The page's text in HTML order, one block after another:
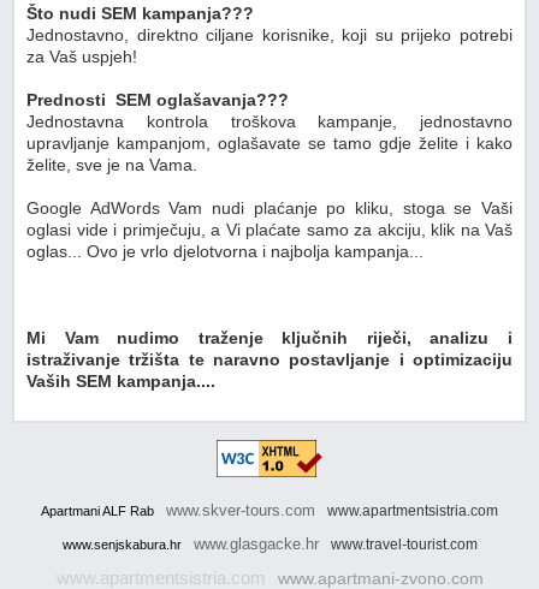
Što nudi SEM kampanja???
Jednostavno, direktno ciljane korisnike, koji su prijeko potrebi
za Vaš uspjeh!
Prednosti SEM oglašavanja???
Jednostavna kontrola troškova kampanje, jednostavno
upravljanje kampanjom, oglašavate se tamo gdje želite i kako
želite, sve je na Vama.
Google AdWords Vam nudi plaćanje po kliku, stoga se Vaši
oglasi vide i primječuju, a Vi plaćate samo za akciju, klik na Vaš
oglas... Ovo je vrlo djelotvorna i najbolja kampanja...
Mi Vam nudimo traženje ključnih riječi, analizu i
istraživanje tržišta te naravno postavljanje i optimizaciju
Vaših SEM kampanja....
Apartmani ALF Rab www.skver-tours.com www.apartmentsistria.com
www.senjskabura.hr www.glasgacke.hr www.travel-tourist.com
www.apartmentsistria.com www.apartmani-zvono.com